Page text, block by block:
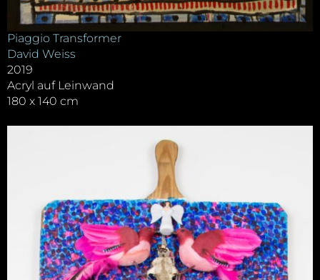
Piaggio Transformer
David Weiss
2019
Acryl auf Leinwand
180 x 140 cm